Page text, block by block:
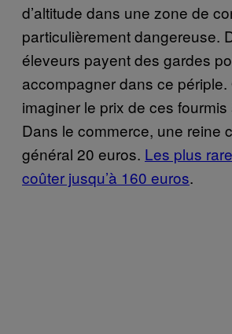
d’altitude dans une zone de
particulièrement dangereuse.
éleveurs payent des gardes
accompagner dans ce périple.
imaginer le prix de ces
Dans le commerce, une reine
général 20 euros. Les plus
coûter jusqu’à 160 euros.